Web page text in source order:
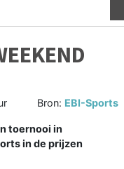
Bron: EBI-Sports
toernooi in
in de prijzen